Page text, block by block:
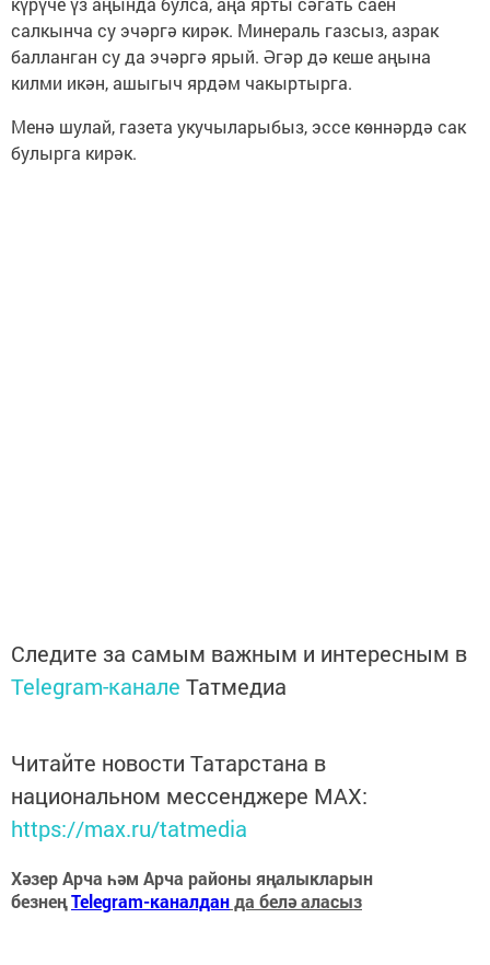
салкынча су эчәргә кирәк. Минераль газсыз, азрак
балланган су да эчәргә ярый. Әгәр дә кеше аңына
килми икән, ашыгыч ярдәм чакыртырга.
Менә шулай, газета укучыларыбыз, эссе көннәрдә сак
булырга кирәк.
Следите за самым важным и интересным в
Telegram-канале Татмедиа
Читайте новости Татарстана в
национальном мессенджере MАХ:
https://max.ru/tatmedia
Хәзер Арча һәм Арча районы яңалыкларын
безнеңTelegram-каналданда белә аласыз